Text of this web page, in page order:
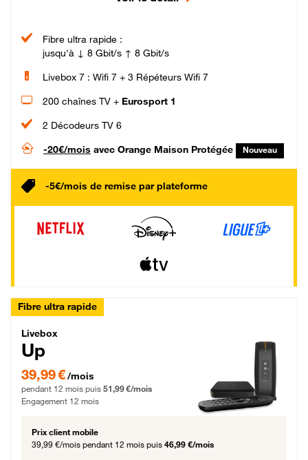
Fibre ultra rapide :
jusqu'à ↓ 8 Gbit/s ↑ 8 Gbit/s
Livebox 7 : Wifi 7 + 3 Répéteurs Wifi 7
200 chaînes TV + Eurosport 1
2 Décodeurs TV 6
-20€/mois avec Orange Maison Protégée Nouveau
-5€/mois de remise par plateforme
Fibre ultra rapide
Livebox Up Fibre
Livebox
Up
39,99 € par mois pendant 12 mois puis 51,99 € par mois, Engagement 12 mois
39,99 €/mois
pendant 12 mois puis 51,99 €/mois
Engagement 12 mois
Prix client mobile
39,99 €/mois pendant 12 mois puis 46,99 €/mois